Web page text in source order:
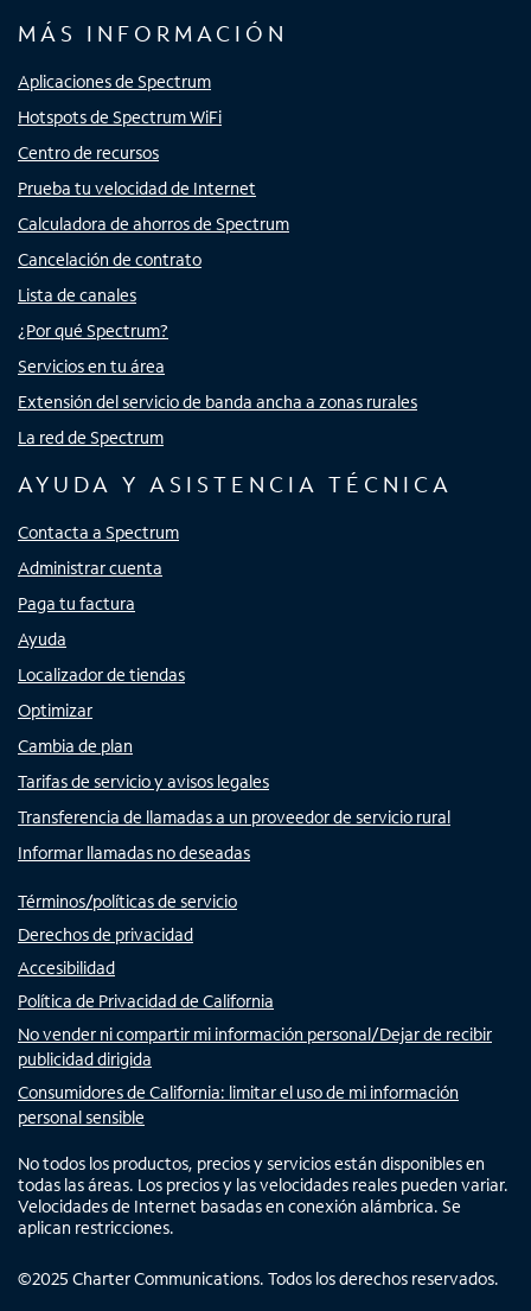
MÁS INFORMACIÓN
Aplicaciones de Spectrum
Hotspots de Spectrum WiFi
Centro de recursos
Prueba tu velocidad de Internet
Calculadora de ahorros de Spectrum
Cancelación de contrato
Lista de canales
¿Por qué Spectrum?
Servicios en tu área
Extensión del servicio de banda ancha a zonas rurales
La red de Spectrum
AYUDA Y ASISTENCIA TÉCNICA
Contacta a Spectrum
Administrar cuenta
Paga tu factura
Ayuda
Localizador de tiendas
Optimizar
Cambia de plan
Tarifas de servicio y avisos legales
Transferencia de llamadas a un proveedor de servicio rural
Informar llamadas no deseadas
Términos/políticas de servicio
Derechos de privacidad
Accesibilidad
Política de Privacidad de California
No vender ni compartir mi información personal/Dejar de recibir
publicidad dirigida
Consumidores de California: limitar el uso de mi información
personal sensible
No todos los productos, precios y servicios están disponibles en
todas las áreas. Los precios y las velocidades reales pueden variar.
Velocidades de Internet basadas en conexión alámbrica. Se
aplican restricciones.
©2025 Charter Communications. Todos los derechos reservados.